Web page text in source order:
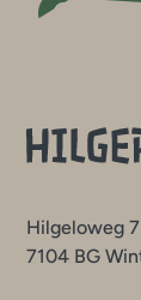
Hilgeloweg 7
7104 BG